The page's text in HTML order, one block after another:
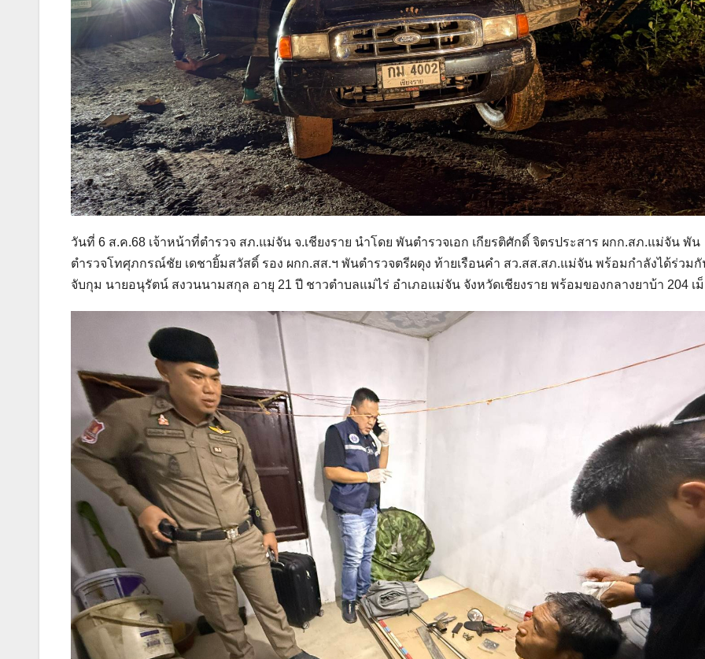
วันที่ 6 ส.ค.68 เจ้าหน้าที่ตำรวจ สภ.แม่จัน จ.เชียงราย นำโดย พันตำรวจเอก เกียรติศักดิ์ จิตรประสาร ผกก.สภ.แม่จัน พัน
ตำรวจโทศุภกรณ์ชัย เดชายิ้มสวัสดิ์ รอง ผกก.สส.ฯ พันตำรวจตรีผดุง ท้ายเรือนคำ สว.สส.สภ.แม่จัน พร้อมกำลังได้ร่วม
จับกุม นายอนุรัตน์ สงวนนามสกุล อายุ 21 ปี ชาวตำบลแม่ไร่ อำเภอแม่จัน จังหวัดเชียงราย พร้อมของกลางยาบ้า 204 เ